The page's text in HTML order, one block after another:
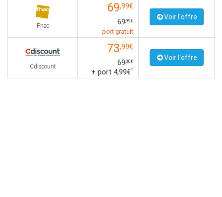
Fnac
69,99€
69,99€
port gratuit
Voir l'offre
Cdiscount
73,99€
69,00€
+ port 4,99€*
Voir l'offre